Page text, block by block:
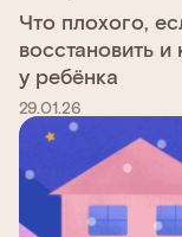
Что плохого,
восстановить
у ребёнка
29.01.26